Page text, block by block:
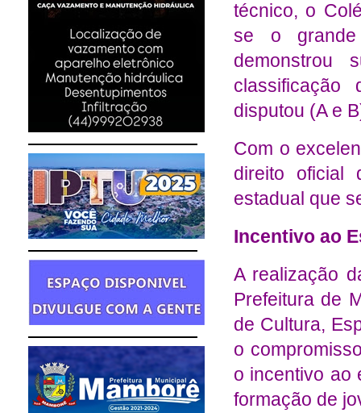
técnico, o
se o grande
demonstrou
disputou (A e
Com o
direito oficial
estadual que
Incentivo ao
A realização
Prefeitura de
de Cultura,
o
o incentivo ao
formação de